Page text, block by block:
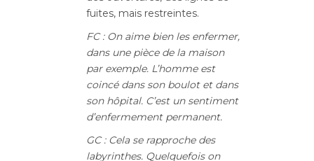
fuites, mais restreintes.
FC : On aime bien les enfermer,
dans une pièce de la maison
par exemple. L’homme est
coincé dans son boulot et dans
son hôpital. C’est un sentiment
d’enfermement permanent.
GC : Cela se rapproche des
labyrinthes. Quelquefois on